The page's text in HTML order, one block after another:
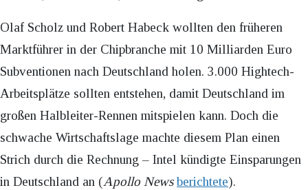
Olaf Scholz und Robert Habeck wollten den früheren
Marktführer in der Chipbranche mit 10 Milliarden Euro
Subventionen nach Deutschland holen. 3.000 Hightech-
Arbeitsplätze sollten entstehen, damit Deutschland im
großen Halbleiter-Rennen mitspielen kann. Doch die
schwache Wirtschaftslage machte diesem Plan einen
Strich durch die Rechnung – Intel kündigte Einsparungen
in Deutschland an (Apollo News berichtete).